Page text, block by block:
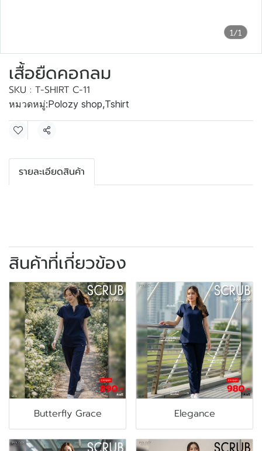
1/1
เสื้อยืดคอกลม
SKU : T-SHIRT C-11
หมวดหมู่:Polozy shop,Tshirt
แชร์
รายละเอียดสินค้า
สินค้าที่เกี่ยวข้อง
Butterfly Grace Elegance